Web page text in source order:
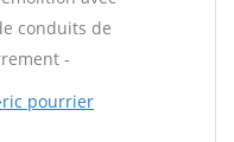
conduits de
-
pourrier